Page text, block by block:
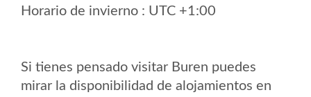
Horario de invierno : UTC +1:00
Si tienes pensado visitar Buren puedes
mirar la disponibilidad de alojamientos en